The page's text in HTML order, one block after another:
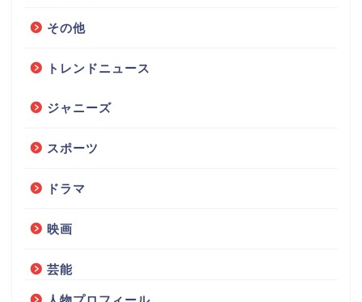
その他
トレンドニュース
ジャニーズ
スポーツ
ドラマ
映画
芸能